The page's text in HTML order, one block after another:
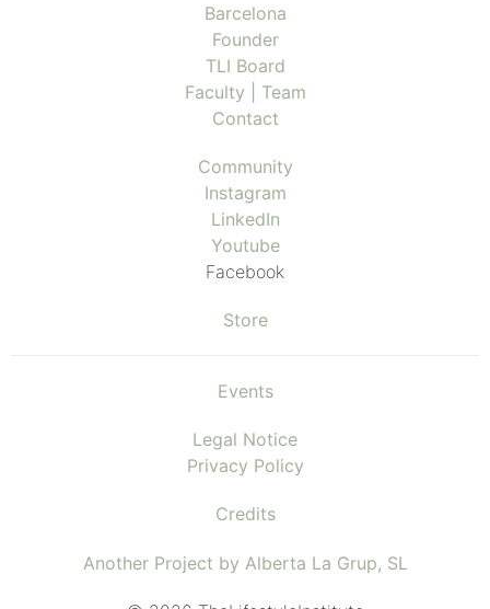
Barcelona
Founder
TLI Board
Faculty | Team
Contact
Community
Instagram
LinkedIn
Youtube
Facebook
Store
Events
Legal Notice
Privacy Policy
Credits
Another Project by Alberta La Grup, SL